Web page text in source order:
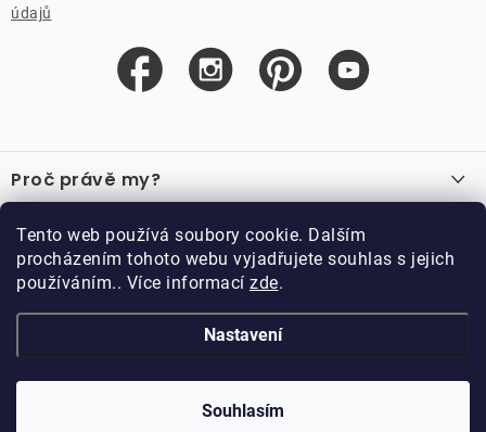
Tento web používá soubory cookie. Dalším
procházením tohoto webu vyjadřujete souhlas s jejich
používáním.. Více informací zde.
Nastavení
Souhlasím
údajů
á
p
a
Proč právě my?
Recenze
Důležité odkazy
Velkoobchod
Vzorková prodejna
Kariéra
Blog
O nákupu
Obchodní podmínky
Podmínky věrnostního programu
Doppler CZ spol. s.r.o.,
DOPPLER CZ spol. s r.o.. Všechna práva vyhrazena.